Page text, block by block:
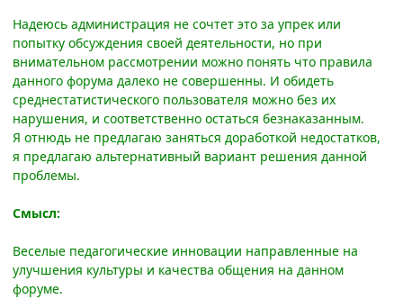
Надеюсь администрация не сочтет это за упрек или
попытку обсуждения своей деятельности, но при
внимательном рассмотрении можно понять что правила
данного форума далеко не совершенны. И обидеть
среднестатистического пользователя можно без их
нарушения, и соответственно остаться безнаказанным.
Я отнюдь не предлагаю заняться доработкой недостатков,
я предлагаю альтернативный вариант решения данной
проблемы.
Смысл:
Веселые педагогические инновации направленные на
улучшения культуры и качества общения на данном
форуме.